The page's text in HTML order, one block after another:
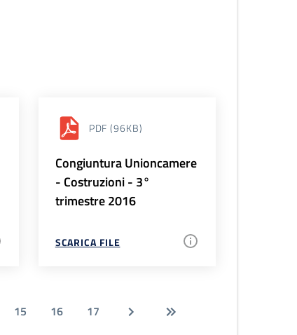
PDF (96KB)
Congiuntura Unioncamere
- Costruzioni - 3°
trimestre 2016
SCARICA FILE
15 16 17